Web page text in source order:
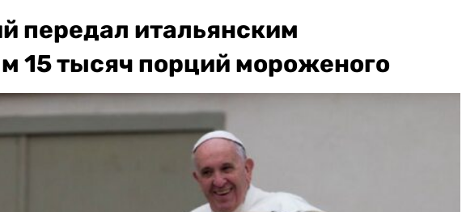
передал итальянским
15 тысяч порций мороженого